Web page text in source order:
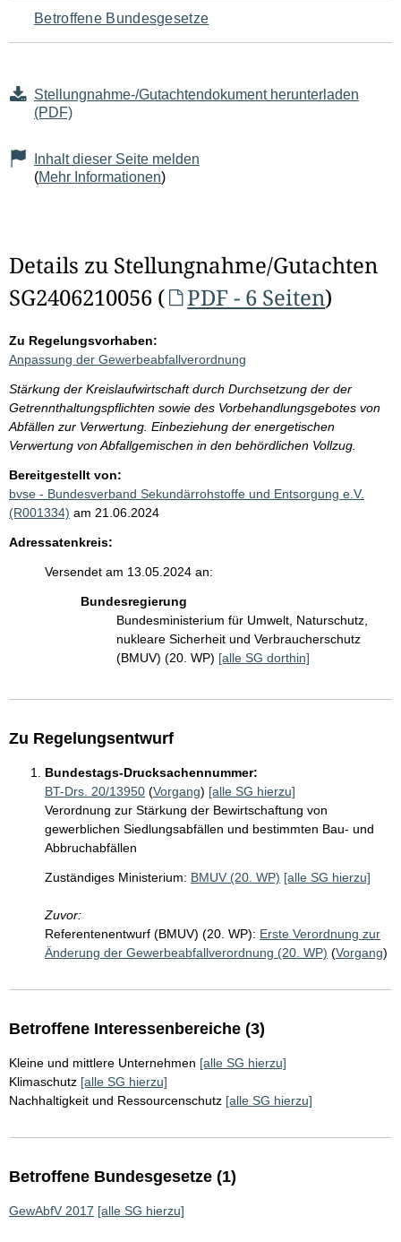
Betroffene Bundesgesetze
Stellungnahme-/Gutachtendokument herunterladen
(PDF)
Inhalt dieser Seite melden
(Mehr Informationen)
Details zu Stellungnahme/Gutachten
SG2406210056 (
PDF - 6 Seiten)
Zu Regelungsvorhaben:
Anpassung der Gewerbeabfallverordnung
Stärkung der Kreislaufwirtschaft durch Durchsetzung der der
Getrennthaltungspflichten sowie des Vorbehandlungsgebotes von
Abfällen zur Verwertung. Einbeziehung der energetischen
Verwertung von Abfallgemischen in den behördlichen Vollzug.
Bereitgestellt von:
bvse - Bundesverband Sekundärrohstoffe und Entsorgung e.V.
(R001334) am 21.06.2024
Adressatenkreis:
Versendet am 13.05.2024 an:
Bundesregierung
Bundesministerium für Umwelt, Naturschutz,
nukleare Sicherheit und Verbraucherschutz
(BMUV) (20. WP) [alle SG dorthin]
Zu Regelungsentwurf
Bundestags-Drucksachennummer:
BT-Drs. 20/13950 (Vorgang) [alle SG hierzu]
Verordnung zur Stärkung der Bewirtschaftung von
gewerblichen Siedlungsabfällen und bestimmten Bau- und
Abbruchabfällen
Zuständiges Ministerium: BMUV (20. WP) [alle SG hierzu]
Zuvor:
Referentenentwurf (BMUV) (20. WP): Erste Verordnung zur
Änderung der Gewerbeabfallverordnung (20. WP) (Vorgang)
Betroffene Interessenbereiche (3)
Kleine und mittlere Unternehmen [alle SG hierzu]
Klimaschutz [alle SG hierzu]
Nachhaltigkeit und Ressourcenschutz [alle SG hierzu]
Betroffene Bundesgesetze (1)
GewAbfV 2017 [alle SG hierzu]